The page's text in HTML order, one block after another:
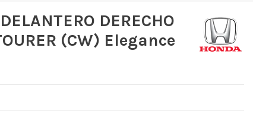
DERECHO
(CW) Elegance